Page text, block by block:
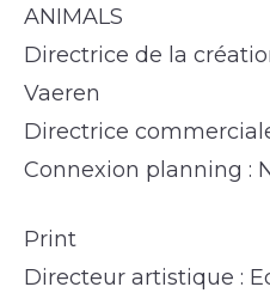
ANIMALS
Directrice de la
Vaeren
Directrice
Connexion planning :
Print
Directeur artistique :